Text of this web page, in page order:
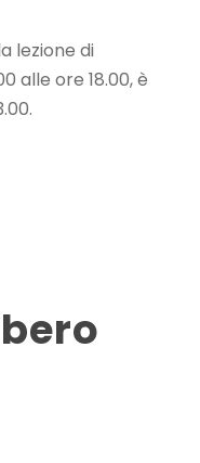
lezione di
alle ore 18.00, è